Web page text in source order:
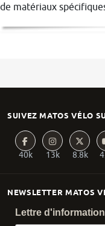
de matériaux
NEWSLETTER MATOS
Lettre
SUIVEZ MATOS VÉLO
40k 13k 8.8k